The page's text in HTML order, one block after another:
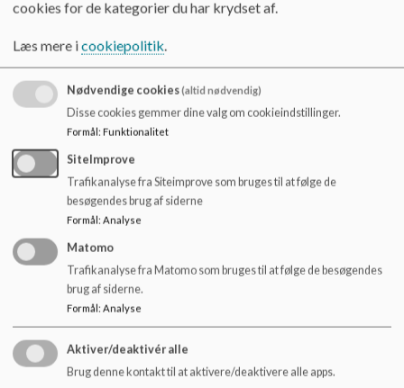
t
Torsdag d. 19. november - udviklingsdag for personalet
Fredag d. 20. november - udviklingsdag for personalet
Torsdag d. 24. december
Mandag d. 28. december
Tirsdag d. 29. december
Såfremt forældre har behov for pasning på én af de nævnte
dage, så skriv til os så hurtigt som muligt. Senest 2 måneder
før en lukkedag skal jeg have besked, så jeg kan finde anden
institution som barnet kan være i, sammen med en vikar.
cookies for de kategorier du har krydset af.
Læs mere icookiepolitik.
Nødvendige cookies(altid nødvendig)
Disse cookies gemmer dine valg om cookieindstillinger.
Formål: Funktionalitet
SiteImprove
Trafikanalyse fra Siteimprove som bruges til at følge de
besøgendes brug af siderne
Formål: Analyse
Matomo
Trafikanalyse fra Matomo som bruges til at følge de besøgendes
brug af siderne.
Formål: Analyse
Aktiver/deaktivér alle
Brug denne kontakt til at aktivere/deaktivere alle apps.